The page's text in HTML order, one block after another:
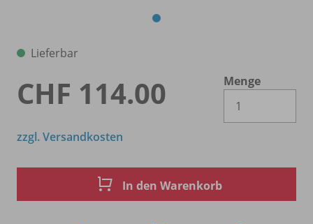
Lieferbar
CHF 114.00
Menge
zzgl. Versandkosten
In den Warenkorb